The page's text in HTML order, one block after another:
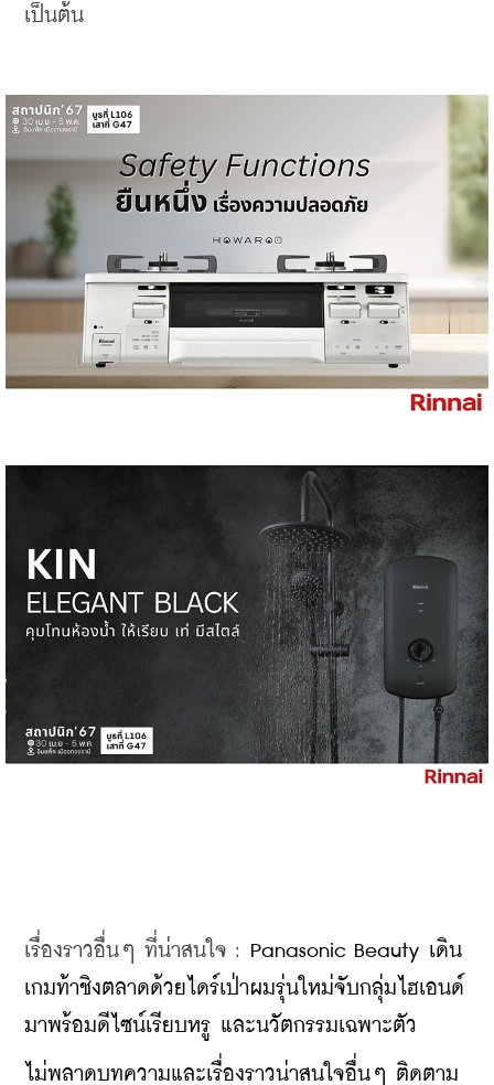
เป็นต้น
เรื่องราวอื่นๆ ที่น่าสนใจ : Panasonic Beauty เดิน
เกมท้าชิงตลาดด้วยไดร์เป่าผมรุ่นใหม่จับกลุ่มไฮเอนด์
มาพร้อมดีไซน์เรียบหรู และนวัตกรรมเฉพาะตัว
ไม่พลาดบทความและเรื่องราวน่าสนใจอื่นๆ ติดตาม